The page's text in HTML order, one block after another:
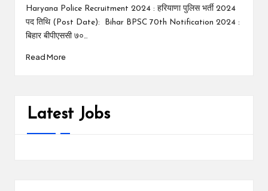
Haryana Police Recruitment 2024 : हरियाणा पुलिस भर्ती 2024
पद तिथि (Post Date): Bihar BPSC 70th Notification 2024 :
बिहार बीपीएससी ७०…
Read More
Latest Jobs